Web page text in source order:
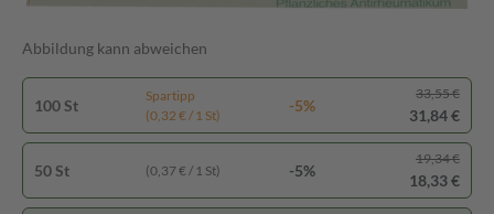
Abbildung kann abweichen
100 St
Spartipp
(0,32 € / 1 St)
-5%
33,55 €
31,84 €
50 St (0,37 € / 1 St) -5%
19,34 €
18,33 €